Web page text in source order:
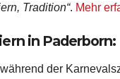
Tradition“. Mehr
in Paderborn:
der